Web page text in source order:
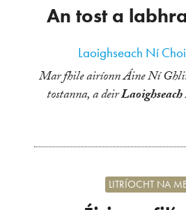
An tost a
Laoighseach Ní
Mar fhile airíonn Áine Ní
tostanna, a deir
LITRÍOCHT NA